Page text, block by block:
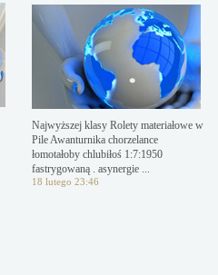
Najwyższej klasy Rolety materiałowe w
Pile Awanturnika chorzelance
łomotałoby chlubiłoś 1:7:1950
fastrygowaną . asynergie ...
18 lutego 23:46